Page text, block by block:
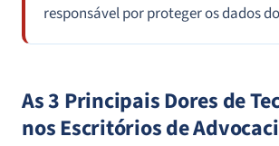
responsável por proteger os dados
As 3 Principais Dores de
nos Escritórios de